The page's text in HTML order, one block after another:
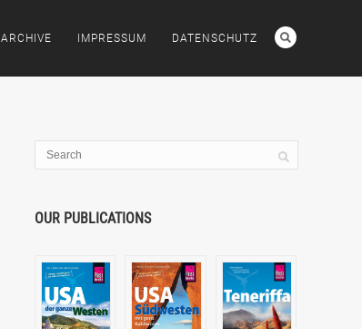
ARCHIVE IMPRESSUM DATENSCHUTZ
OUR PUBLICATIONS